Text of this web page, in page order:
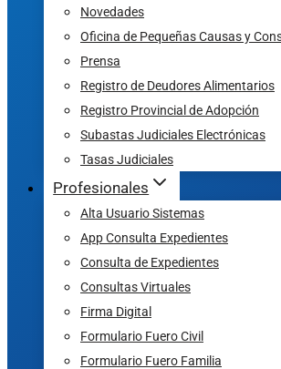
Novedades
Oficina de Pequeñas Causas y
Prensa
Registro de Deudores Alimentarios
Registro Provincial de Adopción
Subastas Judiciales Electrónicas
Tasas Judiciales
Profesionales
Alta Usuario Sistemas
App Consulta Expedientes
Consulta de Expedientes
Consultas Virtuales
Firma Digital
Formulario Fuero Civil
Formulario Fuero Familia